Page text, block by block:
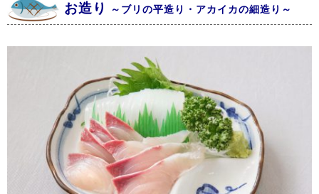
お造り ～ブリの平造り・アカイカの細造り～